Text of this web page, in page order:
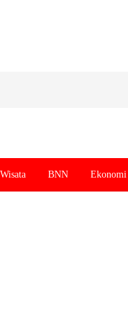
Wisata BNN Ekonomi